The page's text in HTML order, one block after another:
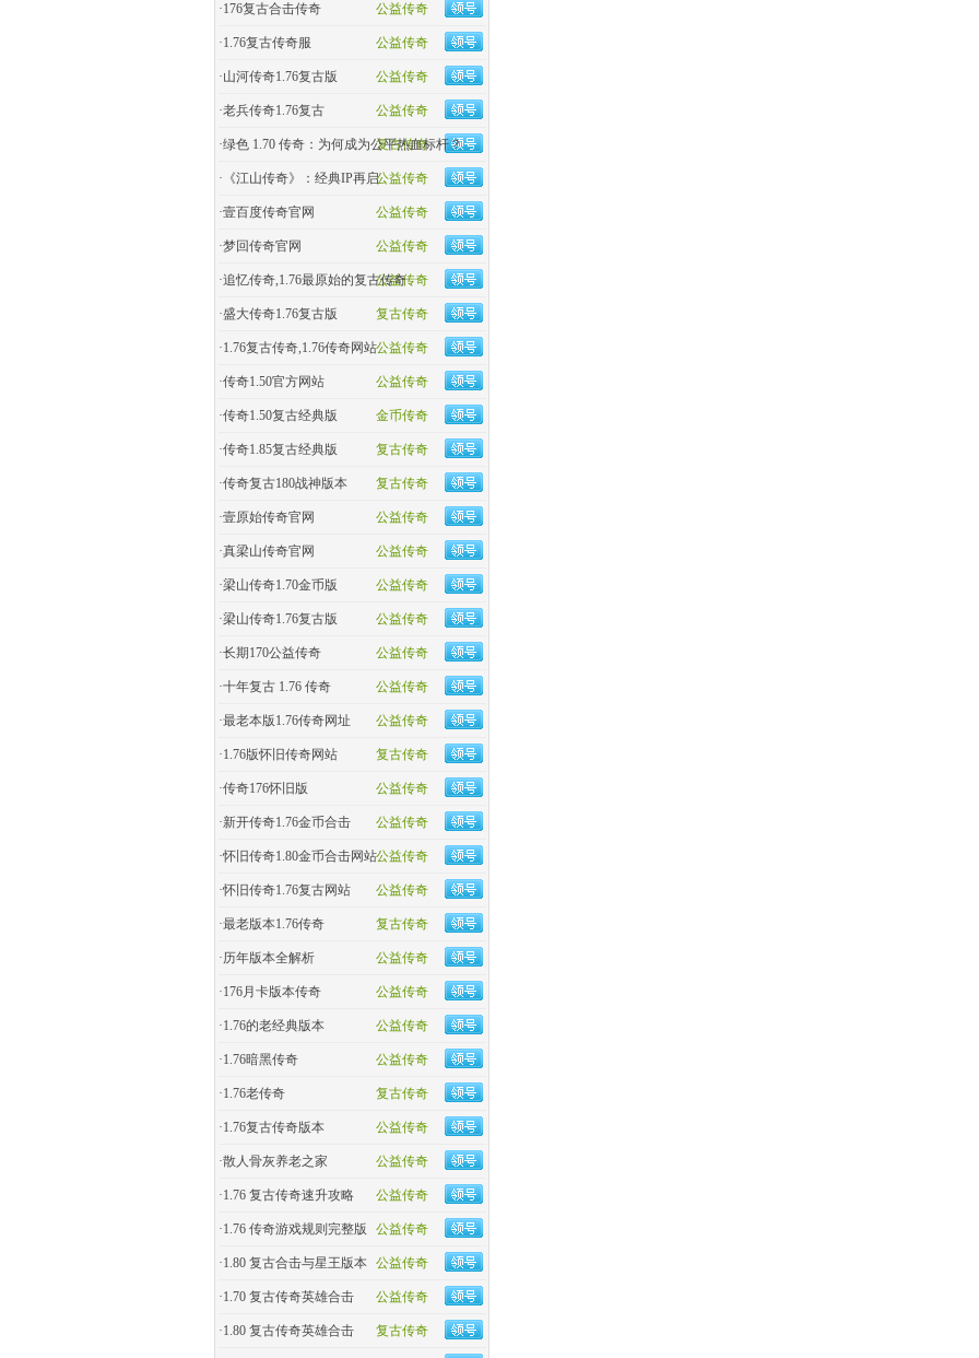
公益传奇
·176复古合击传奇
公益传奇
·1.76复古传奇服
公益传奇
·山河传奇1.76复古版
公益传奇
·老兵传奇1.76复古
复古传奇
·绿色 1.70 传奇：为何成为公平热血标杆？
公益传奇
· 《江山传奇》：经典IP再启
公益传奇
·壹百度传奇官网
公益传奇
·梦回传奇官网
公益传奇
·追忆传奇,1.76最原始的复古传奇
复古传奇
·盛大传奇1.76复古版
公益传奇
·1.76复古传奇,1.76传奇网站
公益传奇
·传奇1.50官方网站
金币传奇
·传奇1.50复古经典版
复古传奇
·传奇1.85复古经典版
复古传奇
·传奇复古180战神版本
公益传奇
·壹原始传奇官网
公益传奇
·真梁山传奇官网
公益传奇
·梁山传奇1.70金币版
公益传奇
·梁山传奇1.76复古版
公益传奇
·长期170公益传奇
公益传奇
·十年复古 1.76 传奇
公益传奇
·最老本版1.76传奇网址
复古传奇
·1.76版怀旧传奇网站
公益传奇
·传奇176怀旧版
公益传奇
·新开传奇1.76金币合击
公益传奇
·怀旧传奇1.80金币合击网站
公益传奇
·怀旧传奇1.76复古网站
复古传奇
·最老版本1.76传奇
公益传奇
·历年版本全解析
公益传奇
·176月卡版本传奇
公益传奇
·1.76的老经典版本
公益传奇
·1.76暗黑传奇
复古传奇
·1.76老传奇
公益传奇
·1.76复古传奇版本
公益传奇
·散人骨灰养老之家
公益传奇
·1.76 复古传奇速升攻略
公益传奇
·1.76 传奇游戏规则完整版
公益传奇
·1.80 复古合击与星王版本
公益传奇
·1.70 复古传奇英雄合击
复古传奇
·1.80 复古传奇英雄合击